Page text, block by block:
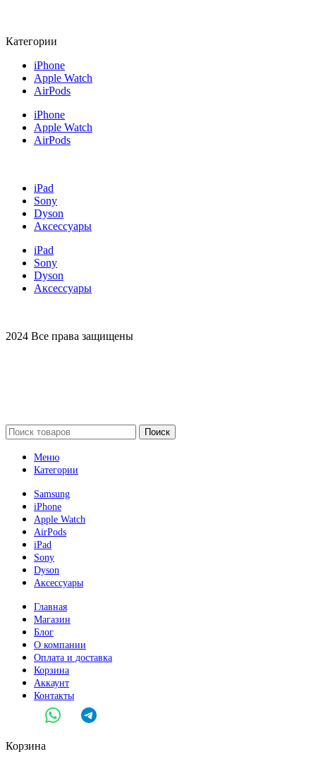
Категории
iPhone
Apple Watch
AirPods
iPhone
Apple Watch
AirPods
iPad
Sony
Dyson
Аксессуары
iPad
Sony
Dyson
Аксессуары
2024 Все права защищены
Поиск
Меню
Категории
Samsung
iPhone
Apple Watch
AirPods
iPad
Sony
Dyson
Аксессуары
Главная
Магазин
Блог
О компании
Оплата и доставка
Корзина
Аккаунт
Контакты
Корзина